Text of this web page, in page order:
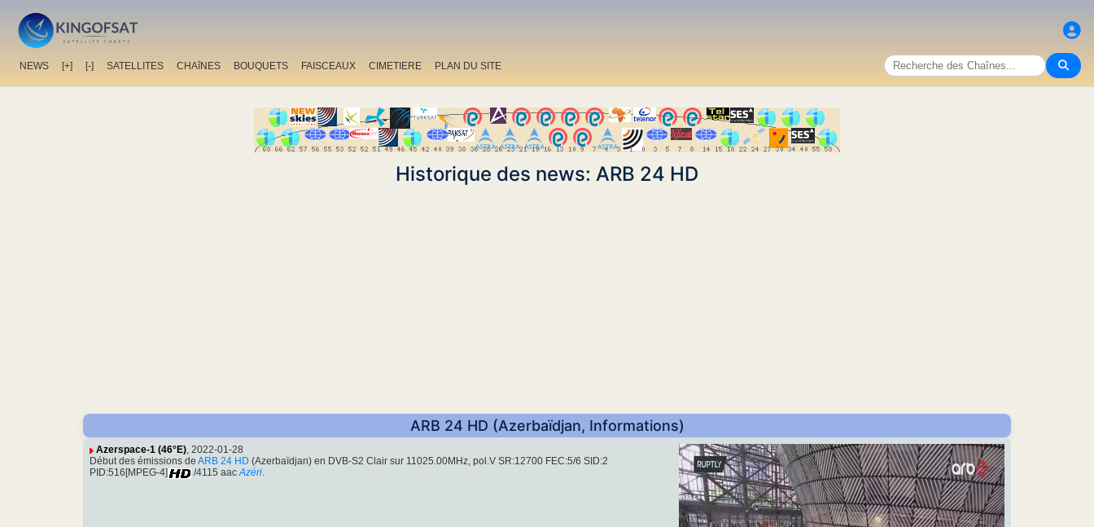
NEWS [+] [-] SATELLITES CHAîNES BOUQUETS FAISCEAUX CIMETIERE PLAN DU SITE
Historique des news: ARB 24 HD
ARB 24 HD (Azerbaïdjan, Informations)
Azerspace-1 (46°E), 2022-01-28
Début des émissions de ARB 24 HD (Azerbaïdjan) en DVB-S2 Clair sur 11025.00MHz, pol.V SR:12700 FEC:5/6 SID:2
PID:516[MPEG-4]
/4115 aac Azéri.